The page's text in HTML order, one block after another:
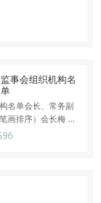
事会组织机构名
名单会长、常务副
排序）会长梅 群
董事长常务副会长
司董事长副会长
公司董事长马广